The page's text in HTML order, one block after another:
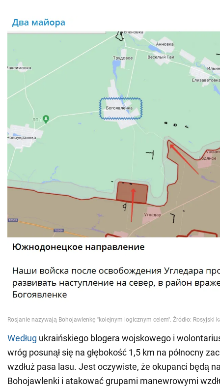
Według ukraińskiego blogera wojskowego i
wróg posunął się na głębokość 1,5 km na północny
wzdłuż pasa lasu. Jest oczywiste, że okupanci będą
Bohojawlenki i atakować grupami manewrowymi